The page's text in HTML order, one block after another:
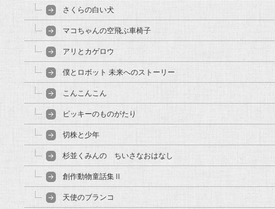
さくらの白い犬
マコちゃんの空飛ぶ車椅子
アリとカゲロウ
僕とロボット 未来へのストーリー
こんこんこん
ビッキーのものがたり
切株と少年
杉並くみんの ちいさなおはなし
創作動物童話集Ⅱ
天使のブランコ